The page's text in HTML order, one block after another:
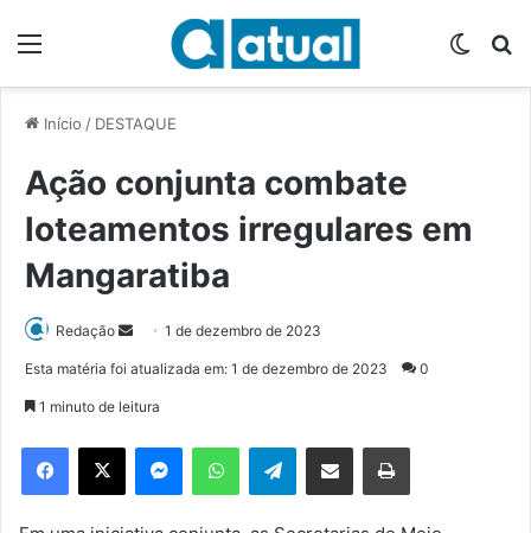
Início / DESTAQUE
Ação conjunta combate
loteamentos irregulares em
Mangaratiba
Redação
d
e
m
1 de dezembro de 2023
Esta matéria foi atualizada em: 1 de dezembro de 2023 0
1 minuto de leitura
Telegram